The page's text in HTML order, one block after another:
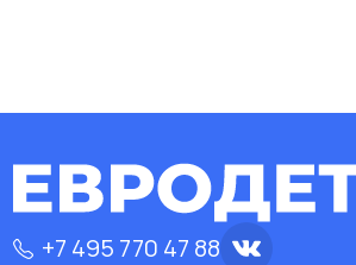
+7 495 770 47 88